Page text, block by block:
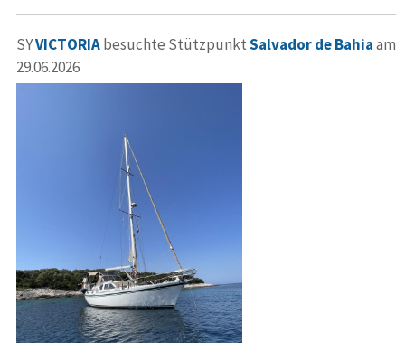
SYVICTORIAbesuchte StützpunktSalvador de Bahiaam
29.06.2026